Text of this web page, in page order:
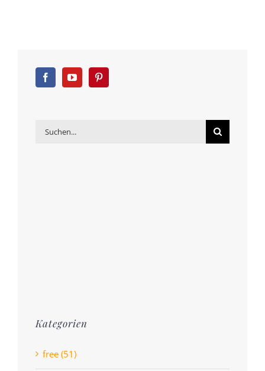
Suche
Kategorien
free (51)